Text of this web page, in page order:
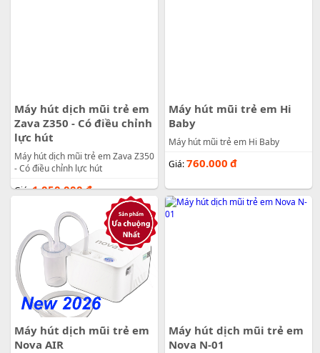
Máy hút dịch mũi trẻ em
Zava Z350 - Có điều chỉnh
lực hút
Máy hút dịch mũi trẻ em Zava Z350
- Có điều chỉnh lực hút
Giá:1.050.000đ
Máy hút mũi trẻ em Hi
Baby
Máy hút mũi trẻ em Hi Baby
Giá:760.000 đ
Máy hút dịch mũi trẻ em
Nova AIR
Máy hút dịch mũi trẻ em
Nova N-01